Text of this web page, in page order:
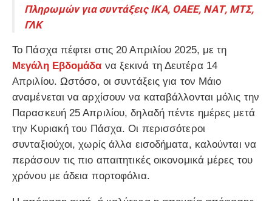
Πληρωμών για συντάξεις ΙΚΑ, ΟΑΕΕ, ΝΑΤ, ΜΤΣ,
ΓΛΚ
Το Πάσχα πέφτει στις 20 Απριλίου 2025, με τη
Μεγάλη Εβδομάδα να ξεκινά τη Δευτέρα 14
Απριλίου. Ωστόσο, οι συντάξεις για τον Μάιο
αναμένεται να αρχίσουν να καταβάλλονται μόλις την
Παρασκευή 25 Απριλίου, δηλαδή πέντε ημέρες μετά
την Κυριακή του Πάσχα. Οι περισσότεροι
συνταξιούχοι, χωρίς άλλα εισοδήματα, καλούνται να
περάσουν τις πιο απαιτητικές οικονομικά μέρες του
χρόνου με άδεια πορτοφόλια.